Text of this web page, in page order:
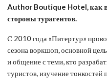
Author Boutique Hotel, как
стороны турагентов.
С 2010 года «Питертур»
сезона воркшоп, основной
и общение с теми, кто
туристов, изучение